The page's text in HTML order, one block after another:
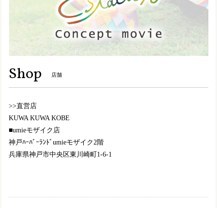
Y8157【ﾚﾃﾞｨｰｽ】MOOMIN×Estacion～エスタシオン～・リトルミイモチーフ本革ショートブーツ
ブラック（BL） M／23.0〜23.5cm
2024/10/05
がとうございます。 梱包もとても丁寧で、嬉しく思います
(^^)❤️ デザインがとにかく可愛い💕色合いも柄もとても良
せやすそうで大満足です😄履き心地も良いので、このブーツ
を履いて出かけるのが、今から楽しみです☺️💖 またのご縁の
際も、どうぞ宜しくお願い致します。
Shop 店舗
>>直営店
KUWA KUWA KOBE
■umieモザイク店
神戸ﾊｰﾊﾞｰﾗﾝﾄﾞumieモザイク2階
兵庫県神戸市中央区東川崎町1-6-1